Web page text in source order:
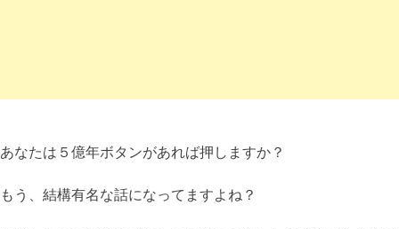
あなたは５億年ボタンがあれば押しますか？
もう、結構有名な話になってますよね？